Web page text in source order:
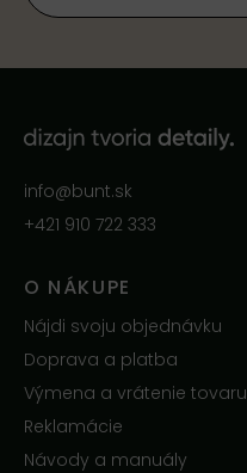
info@bunt.sk
+421 910 722 333
O NÁKUPE
Nájdi svoju objednávku
Doprava a platba
Výmena a vrátenie tovaru
Reklamácie
Návody a manuály